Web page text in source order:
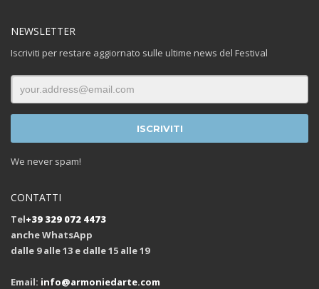
NEWSLETTER
Iscriviti per restare aggiornato sulle ultime news del Festival
We never spam!
CONTATTI
Tel+39 329 072 4473
anche WhatsApp
dalle 9 alle 13 e dalle 15 alle 19
Email: info@armoniedarte.com